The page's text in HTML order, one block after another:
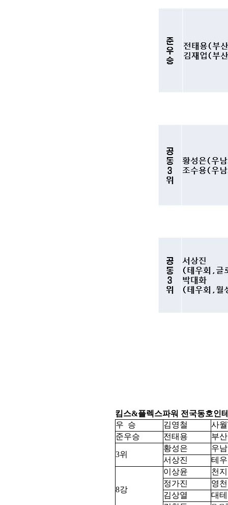
킴스&플렉스파워 전국동호인
우 승
김영철
사
준우승
전태용 부
3위
황성은
우
서상진
테
8강
이상윤
천
정가진
영
김상열
대